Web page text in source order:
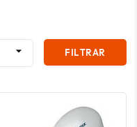
 FILTRAR